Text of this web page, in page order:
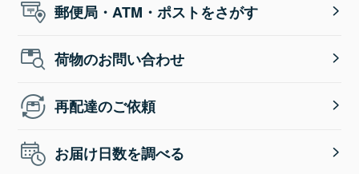
郵便局・ATM・ポストをさがす
荷物のお問い合わせ
再配達のご依頼
お届け日数を調べる